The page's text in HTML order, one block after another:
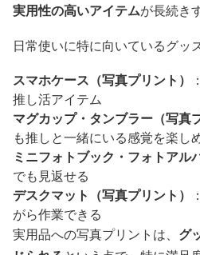
実用性の高いアイテムが長続き
日常使いに特に向いているグッ
スマホケース（写真プリント）
推し活アイテム
マグカップ・タンブラー（写真
も推しと一緒にいる感覚を楽し
ミニフォトブック・フォトアル
でも見返せる
デスクマット（写真プリント）
がら作業できる
実用品への写真プリントは、 グ